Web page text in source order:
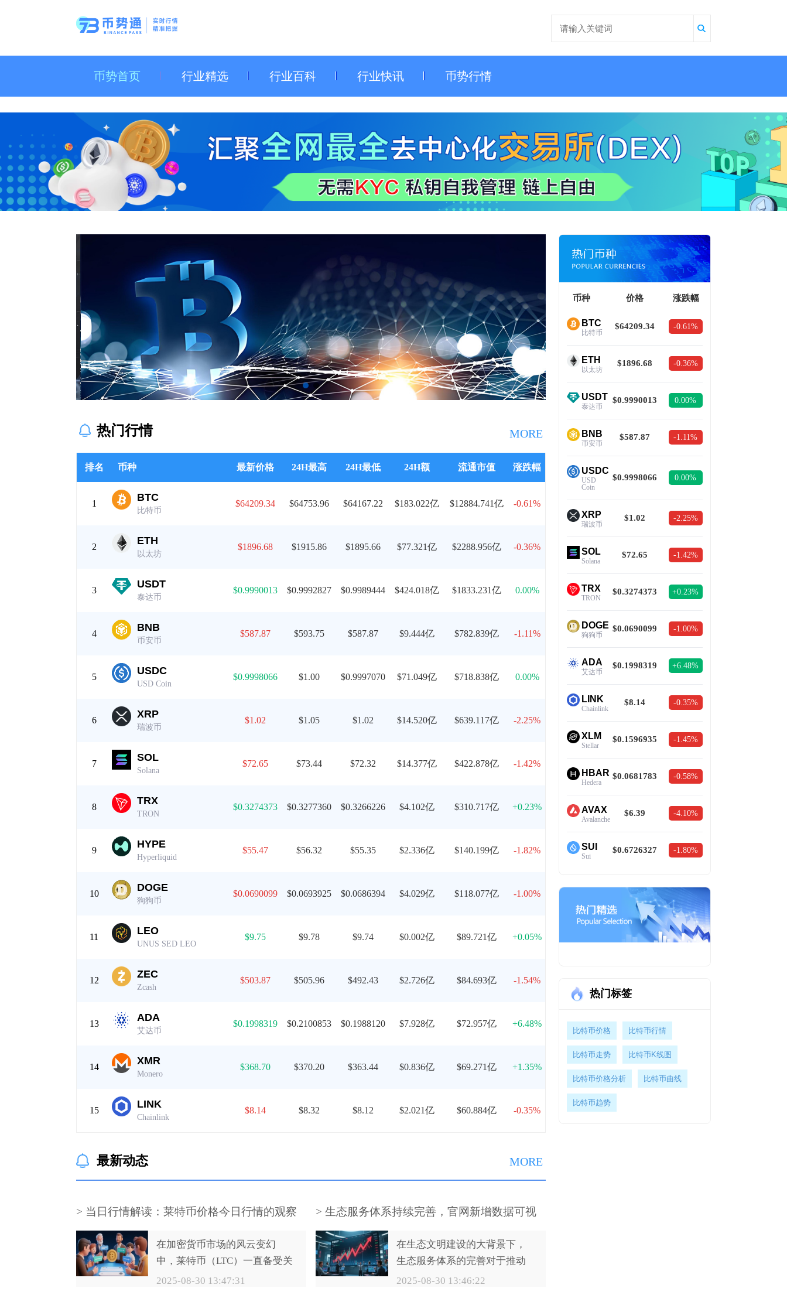
币势首页 行业精选 行业百科 行业快讯 币势行情
热门行情 MORE
排名 币种 最新价格 24H最高 24H最低 24H额 流通市值 涨跌幅
1
BTC
比特币
$64209.34 $64753.96 $64167.22 $183.022亿 $12884.741亿 -0.61%
2
ETH
以太坊
$1896.68 $1915.86 $1895.66 $77.321亿 $2288.956亿 -0.36%
3
USDT
泰达币
$0.9990013 $0.9992827 $0.9989444 $424.018亿 $1833.231亿 0.00%
4
BNB
币安币
$587.87 $593.75 $587.87 $9.444亿 $782.839亿 -1.11%
5
USDC
USD Coin
$0.9998066 $1.00 $0.9997070 $71.049亿 $718.838亿 0.00%
6
XRP
瑞波币
$1.02 $1.05 $1.02 $14.520亿 $639.117亿 -2.25%
7
SOL
Solana
$72.65 $73.44 $72.32 $14.377亿 $422.878亿 -1.42%
8
TRX
TRON
$0.3274373 $0.3277360 $0.3266226 $4.102亿 $310.717亿 +0.23%
9
HYPE
Hyperliquid
$55.47 $56.32 $55.35 $2.336亿 $140.199亿 -1.82%
10
DOGE
狗狗币
$0.0690099 $0.0693925 $0.0686394 $4.029亿 $118.077亿 -1.00%
11
LEO
UNUS SED LEO
$9.75 $9.78 $9.74 $0.002亿 $89.721亿 +0.05%
12
ZEC
Zcash
$503.87 $505.96 $492.43 $2.726亿 $84.693亿 -1.54%
13
ADA
艾达币
$0.1998319 $0.2100853 $0.1988120 $7.928亿 $72.957亿 +6.48%
14
XMR
Monero
$368.70 $370.20 $363.44 $0.836亿 $69.271亿 +1.35%
15
LINK
Chainlink
$8.14 $8.32 $8.12 $2.021亿 $60.884亿 -0.35%
最新动态 MORE
> 当日行情解读：莱特币价格今日行情的观察
在加密货币市场的风云变幻
中，莱特币（LTC）一直备受关
注。今日，我们将深入剖析莱
2025-08-30 13:47:31
> 生态服务体系持续完善，官网新增数据可视
在生态文明建设的大背景下，
生态服务体系的完善对于推动
可持续发展、提升环境质量具
2025-08-30 13:46:22
币种 价格 涨跌幅
BTC
比特币
$64209.34 -0.61%
ETH
以太坊
$1896.68 -0.36%
USDT
泰达币
$0.9990013 0.00%
BNB
币安币
$587.87 -1.11%
USDC
USD
Coin
$0.9998066 0.00%
XRP
瑞波币
$1.02 -2.25%
SOL
Solana
$72.65 -1.42%
TRX
TRON
$0.3274373 +0.23%
DOGE
狗狗币
$0.0690099 -1.00%
ADA
艾达币
$0.1998319 +6.48%
LINK
Chainlink
$8.14 -0.35%
XLM
Stellar
$0.1596935 -1.45%
HBAR
Hedera
$0.0681783 -0.58%
AVAX
Avalanche
$6.39 -4.10%
SUI
Sui
$0.6726327 -1.80%
热门标签
比特币价格 比特币行情
比特币走势 比特币K线图
比特币价格分析 比特币曲线
比特币趋势